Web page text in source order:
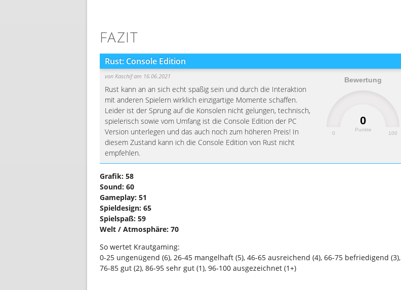
FAZIT
Rust: Console Edition
von Kaschifam 16.06.2021 Bewertung
0
Punkte
0 100
Rust kann an an sich echt spaßig sein und durch die Interaktion
mit anderen Spielern wirklich einzigartige Momente schaffen.
Leider ist der Sprung auf die Konsolen nicht gelungen, technisch,
spielerisch sowie vom Umfang ist die Console Edition der PC
Version unterlegen und das auch noch zum höheren Preis! In
diesem Zustand kann ich die Console Edition von Rust nicht
empfehlen.
Grafik: 58
Sound: 60
Gameplay: 51
Spieldesign: 65
Spielspaß: 59
Welt / Atmosphäre: 70
So wertet Krautgaming:
0-25 ungenügend (6), 26-45 mangelhaft (5), 46-65 ausreichend (4), 66-75 befriedigend (3),
76-85 gut (2), 86-95 sehr gut (1), 96-100 ausgezeichnet (1+)